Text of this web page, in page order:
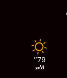
79
℉
الأحد